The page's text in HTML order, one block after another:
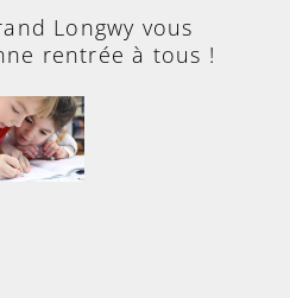
Longwy vous
rentrée à tous !